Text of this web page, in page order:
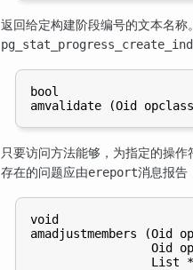
返回给定构建阶段编号的文本名称
bool
只要访问方法能够，为指定的操
存在的问题应由ereport消息报告
void
amadjustmembers (Oid
Oid
List